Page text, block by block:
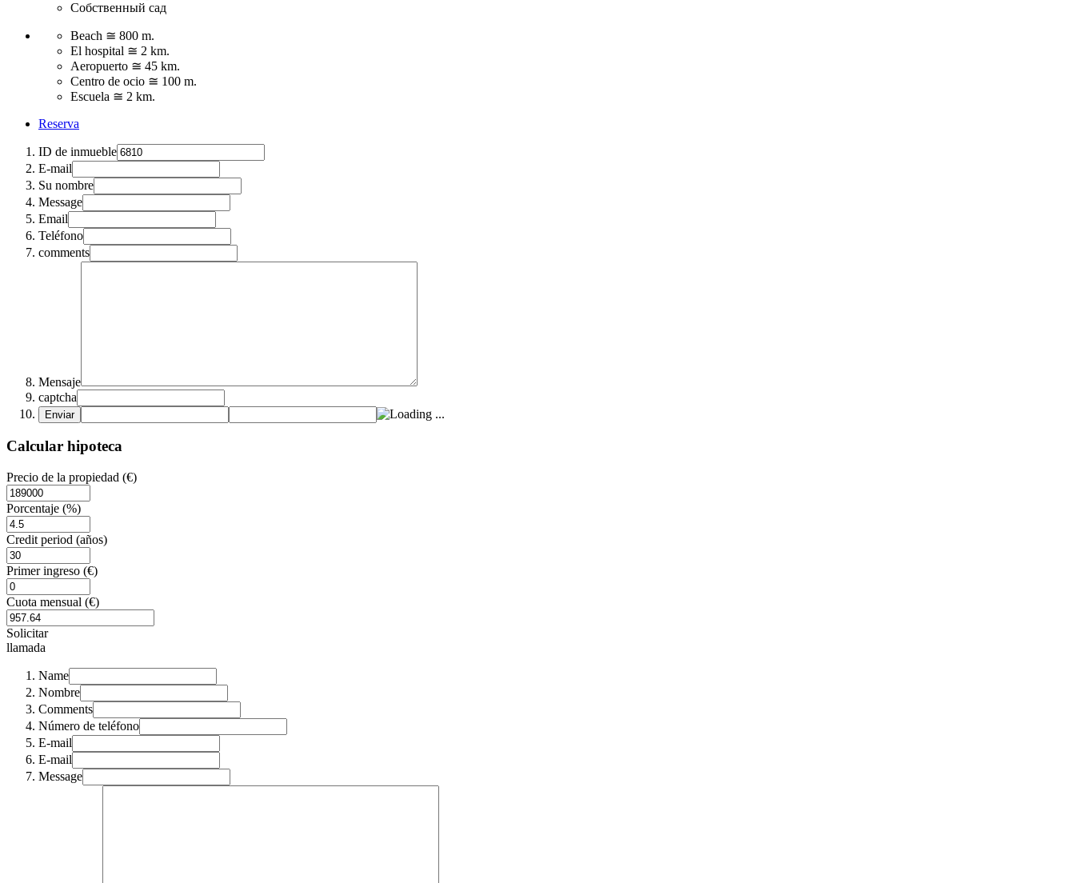
Собственный сад
Beach ≅ 800 m.
El hospital ≅ 2 km.
Aeropuerto ≅ 45 km.
Centro de ocio ≅ 100 m.
Escuela ≅ 2 km.
Reserva
ID de inmueble
E-mail
Su nombre
Message
Email
Teléfono
comments
Mensaje
captcha
Enviar
Calcular hipoteca
Precio de la propiedad (€)
Porcentaje (%)
Credit period (años)
Primer ingreso (€)
Cuota mensual (€)
Solicitar
llamada
Name
Nombre
Comments
Número de teléfono
E-mail
E-mail
Message